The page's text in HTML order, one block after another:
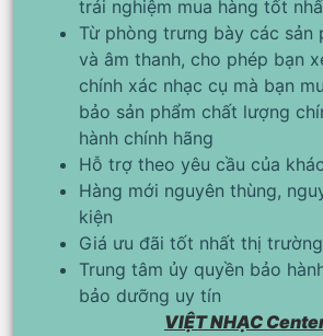
trải nghiệm mua hàng tốt
Từ phòng trưng bày các sản
và âm thanh, cho phép bạn
chính xác nhạc cụ mà bạn
bảo sản phẩm chất lượng
hành chính hãng
Hỗ trợ theo yêu cầu của
Hàng mới nguyên thùng,
kiện
Giá ưu đãi tốt nhất thị trường
Trung tâm ủy quyền bảo
bảo dưỡng uy tín
VIỆT NHẠC